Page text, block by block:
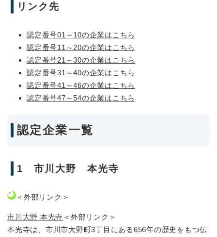
リンク先
認定番号01～10の企業はこちら
認定番号11～20の企業はこちら
認定番号21～30の企業はこちら
認定番号31～40の企業はこちら
認定番号41～46の企業はこちら
認定番号47～54の企業はこちら
認定企業一覧
1 市川大野 本光寺
＜外部リンク＞
市川大野 本光寺 ＜外部リンク＞
本光寺は、市川市大野町3丁目にある656年の歴史をもつ伝